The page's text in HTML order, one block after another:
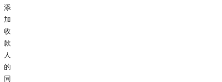
添
加
收
款
人
的
同